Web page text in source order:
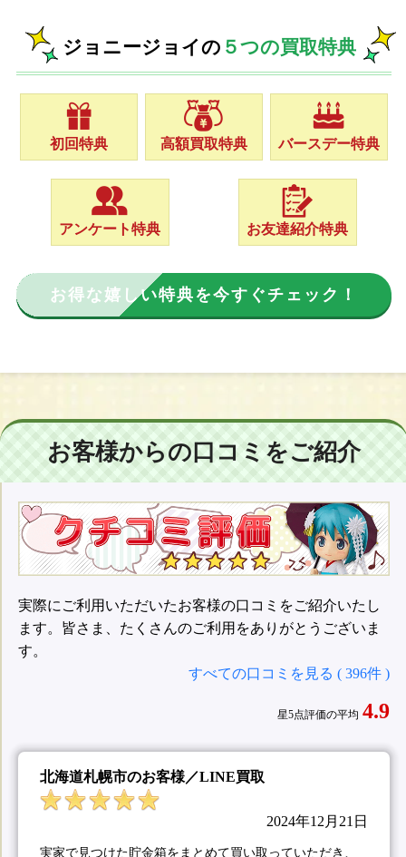
ジョニージョイの ５つの買取特典
初回特典 高額買取特典 バースデー特典
アンケート特典 お友達紹介特典
お得な嬉しい特典を今すぐチェック！
お客様からの口コミをご紹介
実際にご利用いただいたお客様の口コミをご紹介いたし
ます。皆さま、たくさんのご利用をありがとうございま
す。
すべての口コミを見る ( 396件 )
星5点評価の平均 4.9
北海道札幌市のお客様／LINE買取
2024年12月21日
実家で見つけた貯金箱をまとめて買い取っていただき、